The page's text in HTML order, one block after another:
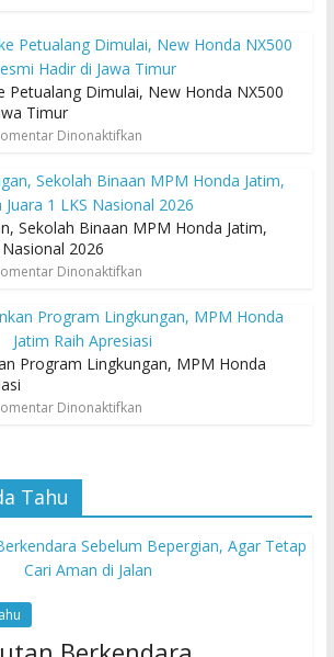
Petualang Dimulai, New Honda NX500
Timur
Dinonaktifkan
Sekolah Binaan MPM Honda Jatim,
Nasional 2026
Dinonaktifkan
Program Lingkungan, MPM Honda
Dinonaktifkan
Tahu